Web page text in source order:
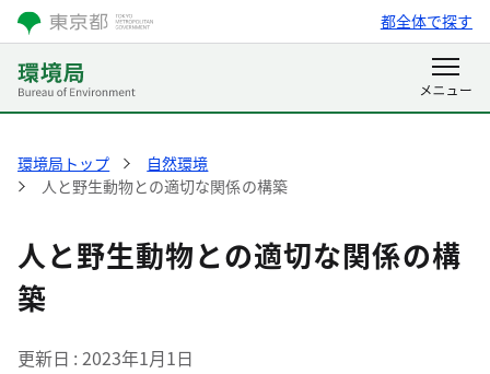
都全体で探す
環境局トップ
自然環境
人と野生動物との適切な関係の構築
人と野生動物との適切な関係の構
築
更新日 2023年1月1日